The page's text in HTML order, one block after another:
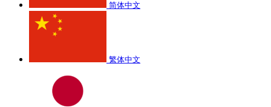
简体中文
繁体中文